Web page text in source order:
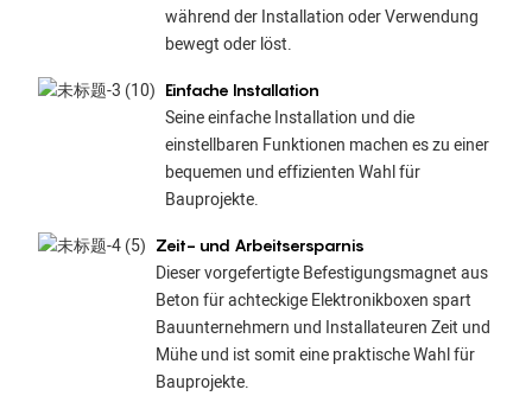
während der Installation oder Verwendung
bewegt oder löst.
Einfache Installation
Seine einfache Installation und die
einstellbaren Funktionen machen es zu einer
bequemen und effizienten Wahl für
Bauprojekte.
Zeit- und Arbeitsersparnis
Dieser vorgefertigte Befestigungsmagnet aus
Beton für achteckige Elektronikboxen spart
Bauunternehmern und Installateuren Zeit und
Mühe und ist somit eine praktische Wahl für
Bauprojekte.